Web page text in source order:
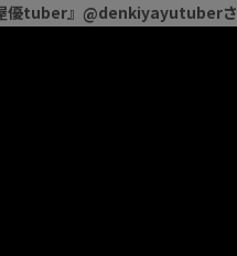
優tuber』@denkiyayutuberさ